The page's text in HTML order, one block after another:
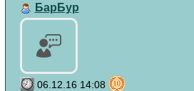
БарБур
06.12.16 14:08